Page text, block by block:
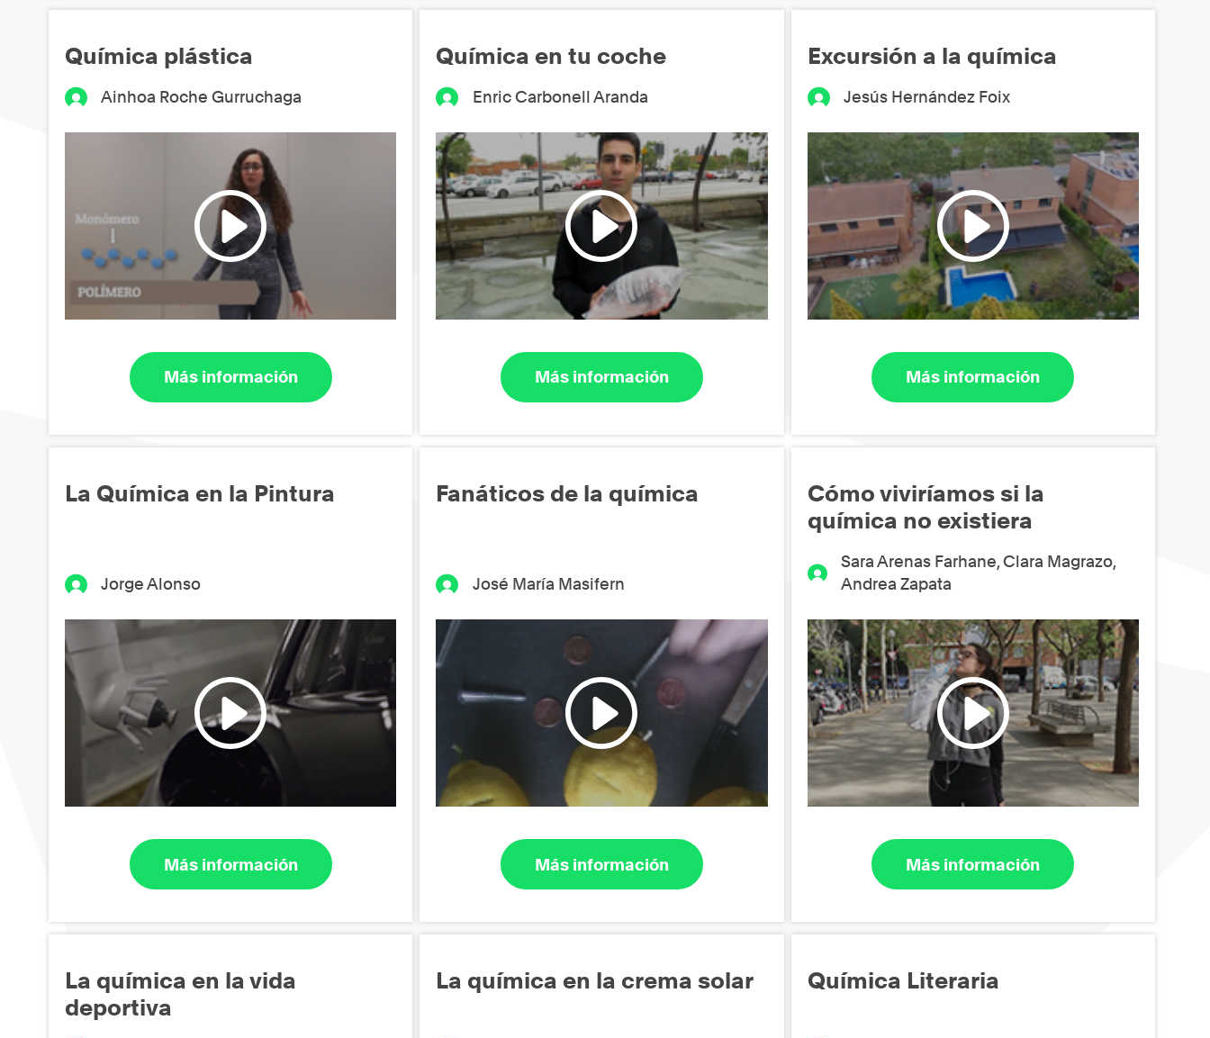
Química plástica
Ainhoa Roche Gurruchaga
Más información
Química en tu coche
Enric Carbonell Aranda
Más información
Excursión a la química
Jesús Hernández Foix
Más información
La Química en la Pintura
Jorge Alonso
Más información
Fanáticos de la química
José María Masifern
Más información
Cómo viviríamos si la
química no existiera
Sara Arenas Farhane, Clara Magrazo,
Andrea Zapata
Más información
La química en la vida
deportiva
La química en la crema solar Química Literaria